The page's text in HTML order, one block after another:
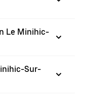
Le Minihic-
Sur-